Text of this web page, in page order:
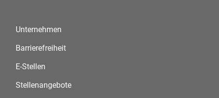
Unternehmen
Barrierefreiheit
E-Stellen
Stellenangebote